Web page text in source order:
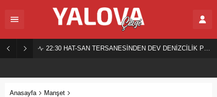
22:30 HAT-SAN TERSANESİNDEN DEV DENİZCİLİK PROJESİ!
Anasayfa
Manşet